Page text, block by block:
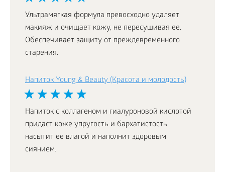
Ультрамягкая формула превосходно удаляет
макияж и очищает кожу, не пересушивая ее.
Обеспечивает защиту от преждевременного
старения.
Напиток Young & Beauty (Красота и молодость)
Напиток с коллагеном и гиалуроновой кислотой
придаст коже упругость и бархатистость,
насытит ее влагой и наполнит здоровым
сиянием.